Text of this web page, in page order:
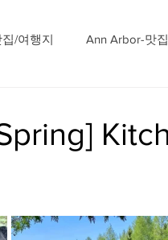
/여행지 Ann Arbor-맛
Boone-맛집/여행지